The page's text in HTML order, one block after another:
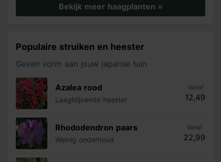
Bekijk meer haagplanten »
Populaire struiken en heester
Geven vorm aan jouw japanse tuin
Azalea rood
Laagblijvende heester
Vanaf
12,49
Rhododendron paars
Weinig onderhoud
Vanaf
22,99